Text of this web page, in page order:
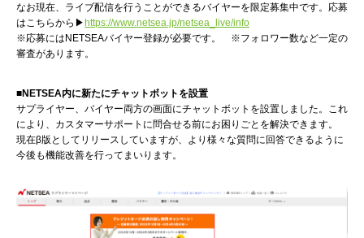
なお現在、ライブ配信を行うことができるバイヤーを限定募集中です。応募
はこちらから▶ https://www.netsea.jp/netsea_live/info
※応募にはNETSEAバイヤー登録が必要です。 ※フォロワー数など一定の
審査があります。
■NETSEA内に新たにチャットボットを設置
サプライヤー、バイヤー両方の画面にチャットボットを設置しました。これ
により、カスタマーサポートに問合せる前にお困りごとを解決できます。
現在β版としてリリースしていますが、より様々な質問に回答できるように
今後も機能改善を行ってまいります。